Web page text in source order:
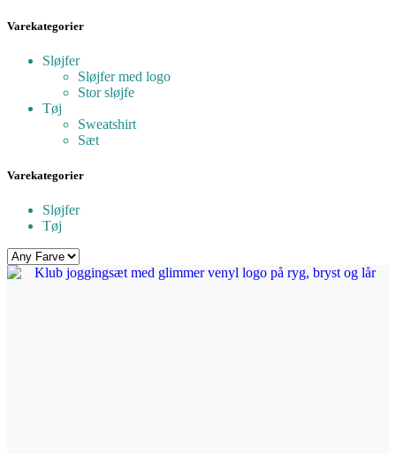
Varekategorier
Sløjfer
Sløjfer med logo
Stor sløjfe
Tøj
Sweatshirt
Sæt
Varekategorier
Sløjfer
Tøj